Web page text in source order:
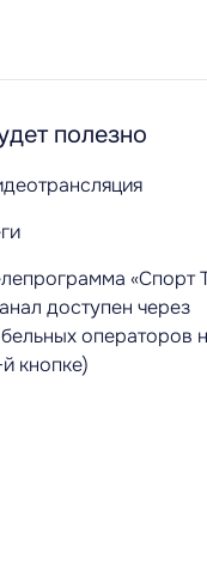
полезно
«Спорт
доступен через
операторов
й кнопке)